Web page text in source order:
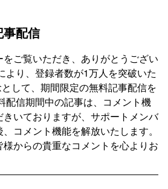
配信
ご覧いただき、ありがとうござい
より、登録者数が1万人を突破いた
して、期間限定の無料記事配信を
配信期間中の記事は、コメント機
いておりますが、サポートメンバ
コメント機能を解放いたします。
からの貴重なコメントを心よりお